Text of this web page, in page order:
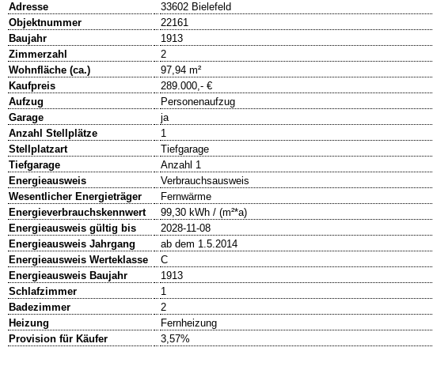
Adresse
33602 Bielefeld
Objektnummer
22161
Baujahr
1913
Zimmerzahl
2
Wohnfläche (ca.)
97,94 m²
Kaufpreis
289.000,- €
Aufzug
Personenaufzug
Garage
ja
Anzahl Stellplätze
1
Stellplatzart
Tiefgarage
Tiefgarage
Anzahl 1
Energieausweis
Verbrauchsausweis
Wesentlicher Energieträger
Fernwärme
Energieverbrauchskennwert
99,30 kWh / (m²*a)
Energieausweis gültig bis
2028-11-08
Energieausweis Jahrgang
ab dem 1.5.2014
Energieausweis Werteklasse
C
Energieausweis Baujahr
1913
Schlafzimmer
1
Badezimmer
2
Heizung
Fernheizung
Provision für Käufer
3,57%